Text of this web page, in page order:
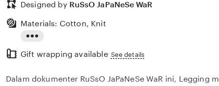
Designed by RuSsO JaPaNeSe WaR
the
description
Materials: Cotton, Knit
Gift wrapping available See details
Dalam dokumenter RuSsO JaPaNeSe WaR ini, Legging